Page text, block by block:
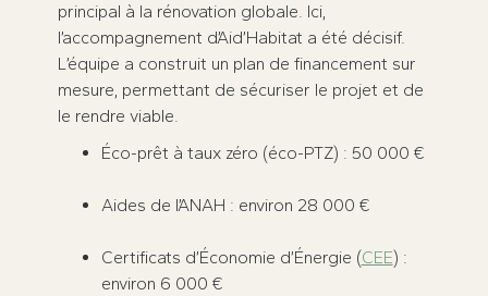
principal à la rénovation globale. Ici,
l’accompagnement d’Aid’Habitat a été décisif.
L’équipe a construit un plan de financement sur
mesure, permettant de sécuriser le projet et de
le rendre viable.
Éco-prêt à taux zéro (éco-PTZ) : 50 000 €
Aides de l’ANAH : environ 28 000 €
Certificats d’Économie d’Énergie (CEE) :
environ 6 000 €